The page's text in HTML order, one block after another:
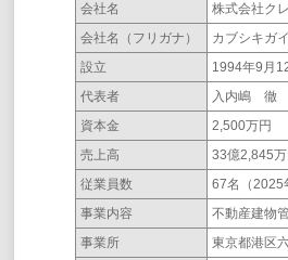
会社名
株式会社ク
会社名（フリガナ）
カブシキガ
設立
1994年9月
代表者
入内嶋 徹
資本金
2,500万円
売上高
33億2,845万
従業員数
67名（2025
事業内容
不動産建物
事業所
東京都港区